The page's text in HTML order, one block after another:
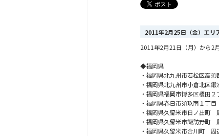
2011年2月25日（金）エリ
2011年2月21日（月）から2
◆福岡県
・福岡県北九州市若松区高
・福岡県北九州市小倉北区
・福岡県福岡市博多区榎田
・福岡県春日市須玖南１丁
・福岡県久留米市日ノ出町
・福岡県久留米市諏訪野町
・福岡県久留米市合川町 周